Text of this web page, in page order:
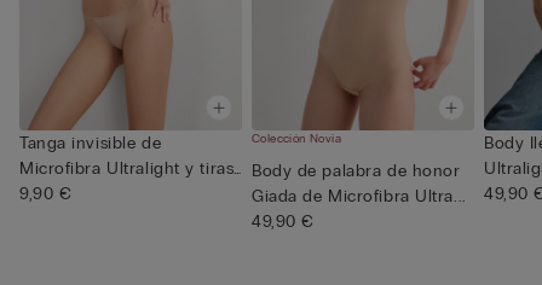
Tanga invisible de
Microfibra Ultralight y tiras
t...
9,90 €
Colección Novia
Body de palabra de honor
Giada de Microfibra Ultra...
49,90 €
Body
49,90